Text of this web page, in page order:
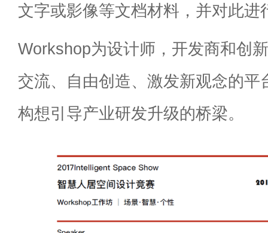
文字或影像等文档材料，并对此进
Workshop为设计师，开发商和创
交流、自由创造、激发新观念的平
构想引导产业研发升级的桥梁。